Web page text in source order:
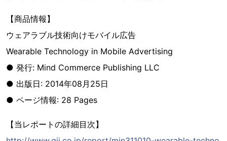
【商品情報】
ウェアラブル技術向けモバイル広告
Wearable Technology in Mobile Advertising
● 発行: Mind Commerce Publishing LLC
● 出版日: 2014年08月25日
● ページ情報: 28 Pages
【当レポートの詳細目次】